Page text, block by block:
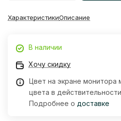
ХарактеристикиОписание
В наличии
Хочу скидку
Цвет на экране монитора
цвета в действительности
Подробнее о доставке